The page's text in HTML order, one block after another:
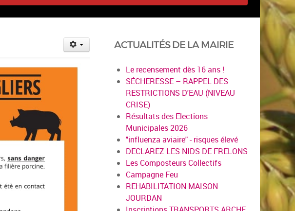
ACTUALITÉS DE LA MAIRIE
Le recensement dès 16 ans !
SÉCHERESSE – RAPPEL DES
RESTRICTIONS D'EAU (NIVEAU
CRISE)
Résultats des Elections
Municipales 2026
"influenza aviaire" - risques élevé
DECLAREZ LES NIDS DE FRELONS
Les Composteurs Collectifs
Campagne Feu
REHABILITATION MAISON
JOURDAN